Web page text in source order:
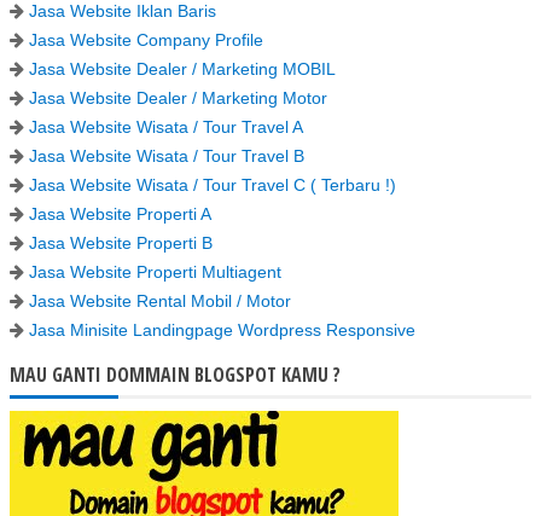
Jasa Website Iklan Baris
Jasa Website Company Profile
Jasa Website Dealer / Marketing MOBIL
Jasa Website Dealer / Marketing Motor
Jasa Website Wisata / Tour Travel A
Jasa Website Wisata / Tour Travel B
Jasa Website Wisata / Tour Travel C ( Terbaru !)
Jasa Website Properti A
Jasa Website Properti B
Jasa Website Properti Multiagent
Jasa Website Rental Mobil / Motor
Jasa Minisite Landingpage Wordpress Responsive
MAU GANTI DOMMAIN BLOGSPOT KAMU ?